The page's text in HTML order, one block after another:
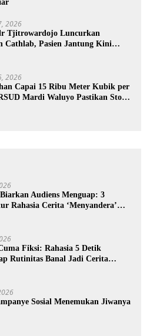
2026
Tjitrowardojo Luncurkan
Cathlab, Pasien Jantung Kini
2026
Capai 15 Ribu Meter Kubik per
Mardi Waluyo Pastikan Stok
Audiens Menguap: 3
Rahasia Cerita ‘Menyandera’
Fiksi: Rahasia 5 Detik
Rutinitas Banal Jadi Cerita
Sosial Menemukan Jiwanya